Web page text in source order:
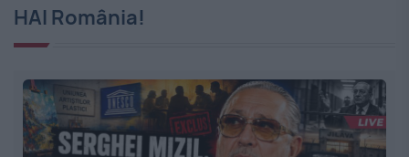
HAI România!